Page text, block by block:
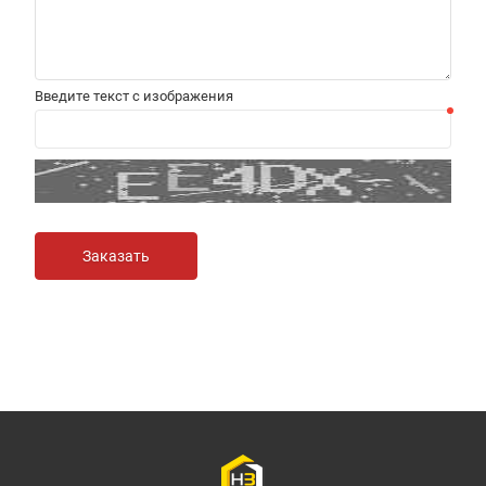
Введите текст с изображения